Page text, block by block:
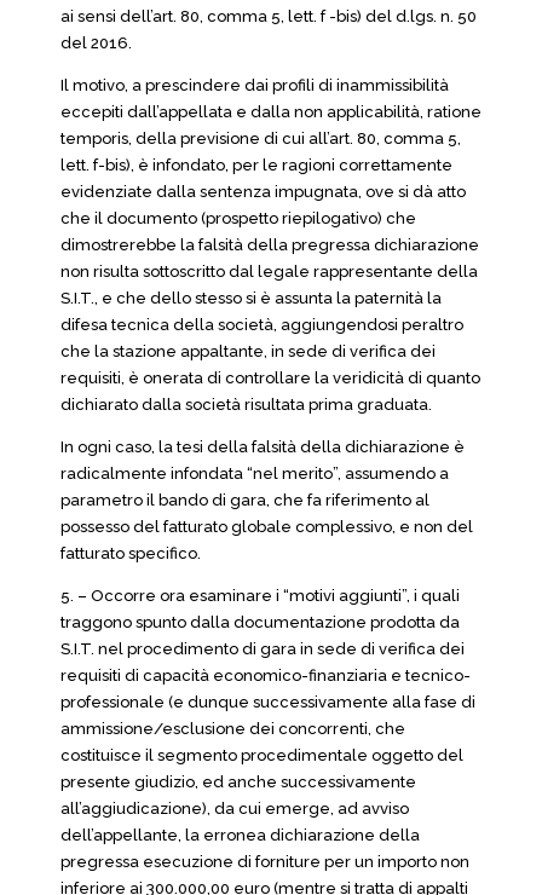
ai sensi dell’art. 80, comma 5, lett. f -bis) del d.lgs. n. 50
del 2016.
Il motivo, a prescindere dai profili di inammissibilità
eccepiti dall’appellata e dalla non applicabilità, ratione
temporis, della previsione di cui all’art. 80, comma 5,
lett. f-bis), è infondato, per le ragioni correttamente
evidenziate dalla sentenza impugnata, ove si dà atto
che il documento (prospetto riepilogativo) che
dimostrerebbe la falsità della pregressa dichiarazione
non risulta sottoscritto dal legale rappresentante della
S.I.T., e che dello stesso si è assunta la paternità la
difesa tecnica della società, aggiungendosi peraltro
che la stazione appaltante, in sede di verifica dei
requisiti, è onerata di controllare la veridicità di quanto
dichiarato dalla società risultata prima graduata.
In ogni caso, la tesi della falsità della dichiarazione è
radicalmente infondata “nel merito”, assumendo a
parametro il bando di gara, che fa riferimento al
possesso del fatturato globale complessivo, e non del
fatturato specifico.
5. – Occorre ora esaminare i “motivi aggiunti”, i quali
traggono spunto dalla documentazione prodotta da
S.I.T. nel procedimento di gara in sede di verifica dei
requisiti di capacità economico-finanziaria e tecnico-
professionale (e dunque successivamente alla fase di
ammissione/esclusione dei concorrenti, che
costituisce il segmento procedimentale oggetto del
presente giudizio, ed anche successivamente
all’aggiudicazione), da cui emerge, ad avviso
dell’appellante, la erronea dichiarazione della
pregressa esecuzione di forniture per un importo non
inferiore ai 300.000,00 euro (mentre si tratta di appalti